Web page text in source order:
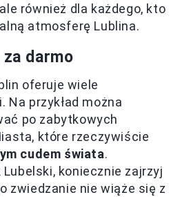
również dla każdego, kto
atmosferę Lublina.
darmo
oferuje wiele
Na przykład można
po zabytkowych
które rzeczywiście
cudem świata.
koniecznie zajrzyj
zwiedzanie nie wiąże się z